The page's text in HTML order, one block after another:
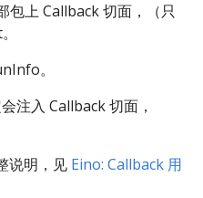
包上 Callback 切面，（只
。
注入 Callback 切面，
说明，见 Eino: Callback 用